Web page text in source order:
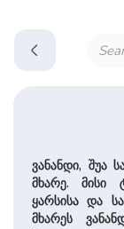
ვანანდი, შუა
მხარე. მისი
ყარსისა და
მხარეს